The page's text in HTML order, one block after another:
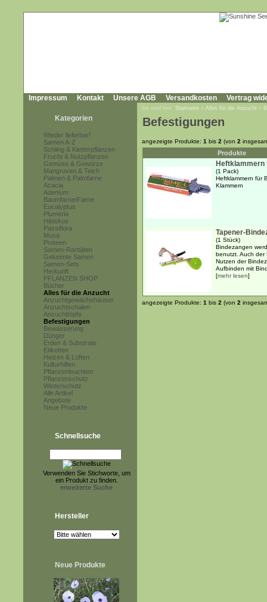
Impressum Kontakt Unsere AGB Versandkosten Vertrag
Kategorien
Wieder lieferbar!
Samen A-Z
Schling & Kletterpflanzen
Frucht & Nutzpflanzen
Gemüse & Gewürze
Mangroven & Teich
Palmen & Palmfarne
Acacia
Adenium
Baumfarne/Farne
Eucalyptus
Plumeria
Hibiskus
Passiflora
Musa
Proteen
Samen-Raritäten
Gekeimte Samen
Samen-Sets
Herkunft
PFLANZEN SHOP
Bücher
Alles für die Anzucht
Anzuchtgewächshäuser
Anzuchtschalen
Anzuchttöpfe
Befestigungen
Bewässerung
Dünger
Erden & Substrate
Etiketten
Heizen & Lüften
Kulturhilfen
Pflanzenleuchten
Pflanzenschutz
Winterschutz
Alle Artikel
Angebote
Neue Produkte
Schnellsuche
Verwenden Sie Stichworte, um
ein Produkt zu finden.
erweiterte Suche
Hersteller
Neue Produkte
Sie sind hier: Startseite » Alles für die Anzucht »
Befestigungen
angezeigte Produkte: 1 bis 2 (von 2
Produkte
Heftklammern
(1 Pack)
Heftklammern für
Klammern
Tapener-
(1 Stück)
Bindezangen
benutzt. Auch der
Nutzen der
Aufbinden mit
[mehr lesen]
angezeigte Produkte: 1 bis 2 (von 2